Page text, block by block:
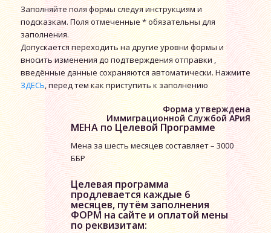
Заполняйте поля формы следуя инструкциям и
подсказкам. Поля отмеченные * обязательны для
заполнения.
Допускается переходить на другие уровни формы и
вносить изменения до подтверждения отправки ,
введённые данные сохраняются автоматически. Нажмите
ЗДЕСЬ, перед тем как приступить к заполнению
Форма утверждена
Иммиграционной Службой АРиЯ
МЕНА по Целевой Программе
Мена за шесть месяцев составляет – 3000
ББР
Целевая программа
продлевается каждые 6
месяцев, путём заполнения
ФОРМна сайте и оплатой мены
по реквизитам: